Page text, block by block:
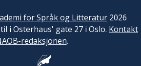
for Språk og Litteratur2026
i Osterhaus' gate 27 i Oslo. Kontakt
redaksjonen.